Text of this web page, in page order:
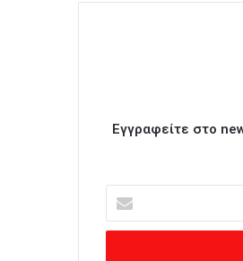
Εγγραφείτε στο
σ